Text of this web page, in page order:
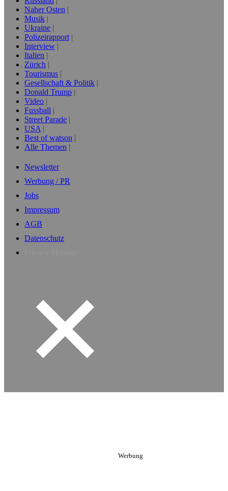
Naher Osten
Musik
Ukraine
Polizeirapport
Interview
Italien
Zürich
Tourismus
Gesellschaft & Politik
Donald Trump
Video
Fussball
Street Parade
USA
Best of watson
Alle Themen
Newsletter
Werbung / PR
Jobs
Impressum
AGB
Datenschutz